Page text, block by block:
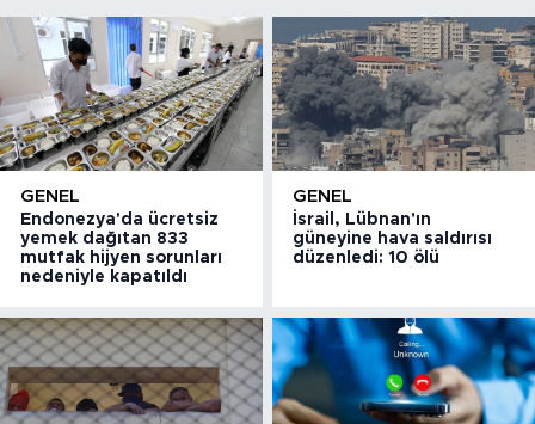
GENEL
Endonezya'da ücretsiz
yemek dağıtan 833
mutfak hijyen sorunları
nedeniyle kapatıldı
GENEL
İsrail, Lübnan'ın
güneyine hava saldırısı
düzenledi: 10 ölü